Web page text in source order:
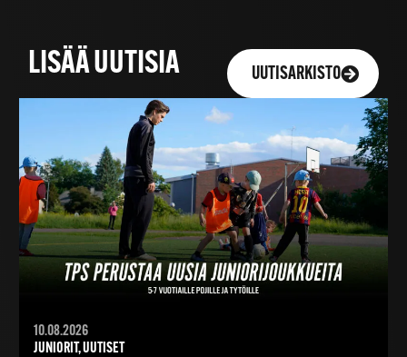
LISÄÄ UUTISIA UUTISARKISTO
10.08.2026
JUNIORIT, UUTISET